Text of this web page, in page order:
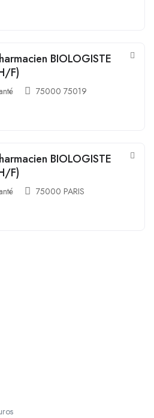
BIOLOGISTE
F)
75000 75019
BIOLOGISTE
F)
75000 PARIS